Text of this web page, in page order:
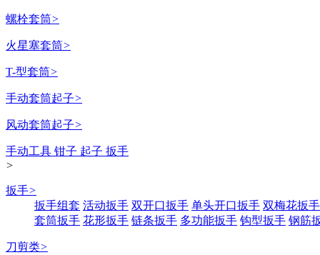
螺栓套筒>
火星塞套筒>
T-型套筒>
手动套筒起子>
风动套筒起子>
手动工具 钳子 起子 扳手
>
扳手>
扳手组套 活动扳手 双开口扳手 单头开口扳手 双梅花扳手
套筒扳手 花形扳手 链条扳手 多功能扳手 钩型扳手 钢筋
刀剪类>